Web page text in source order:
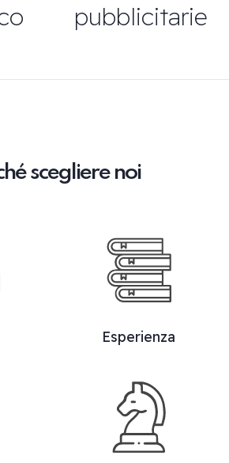
pubblicitarie
scegliere noi
Esperienza